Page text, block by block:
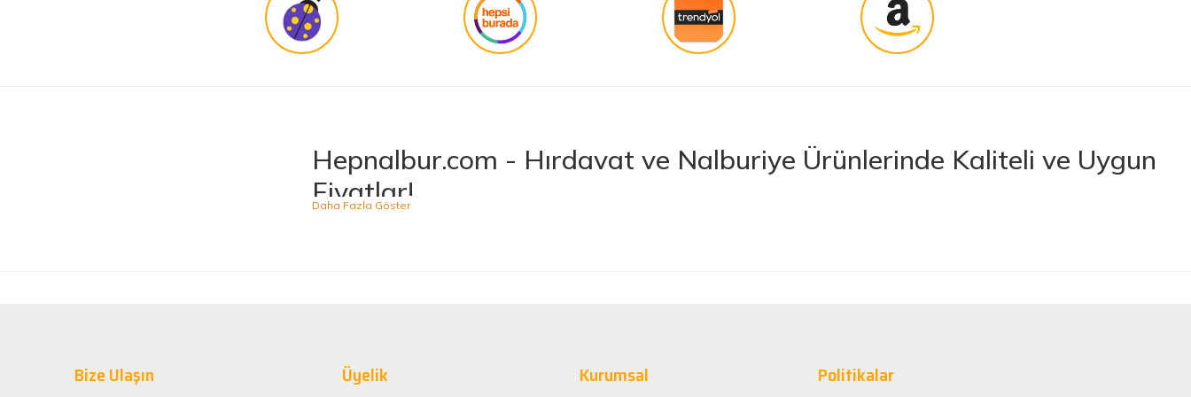
Hepnalbur.com - Hırdavat ve Nalburiye Ürünlerinde Kaliteli ve Uygun
Fiyatlar!
alışveriş deneyiminizi sorunsuz hale getirmek için çaba sarf ediyoruz. Ürün yelpazemizde bulunan tüm ürünler, güvenilir ve tanınmış markaların ürünleri olup uzun
ömürlü kullanım sağlayacak şekilde tasarlanmıştır. Böylece uzun vadeli kullanım ve yüksek performans elde edebilirsiniz.
Bize Ulaşın Üyelik Kurumsal Politikalar